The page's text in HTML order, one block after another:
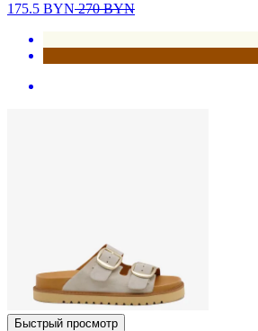
175.5 BYN270BYN
Быстрый просмотр